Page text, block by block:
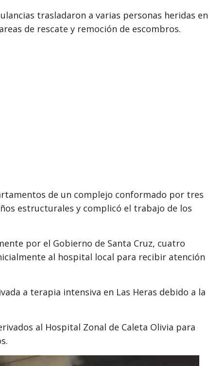
trasladaron a varias personas heridas en
de rescate y remoción de escombros.
de un complejo conformado por tres
estructurales y complicó el trabajo de los
por el Gobierno de Santa Cruz, cuatro
al hospital local para recibir atención
a terapia intensiva en Las Heras debido a la
al Hospital Zonal de Caleta Olivia para